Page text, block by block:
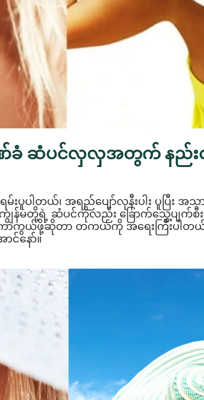
ဏ်ခံ ဆံပင်လှလှအတွက် နည်း
ပါတယ်၊ အရည်ပျော်လုနီးပါး ပူပြီး အသ
မတို့ရဲ့ ဆံပင်ကိုလည်း ခြောက်သွေ့ပျက်စီး
ကာကွယ်ဖို့ဆိုတာ တကယ်ကို အရေးကြီးပါတ
နော်။